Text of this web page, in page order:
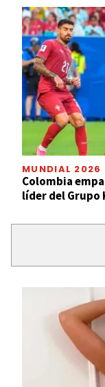
MUNDIAL 2026
Colombia
líder del Grupo